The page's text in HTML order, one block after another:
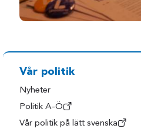
Vår politik
Nyheter
Politik A-Ö
Vår politik på lätt svenska